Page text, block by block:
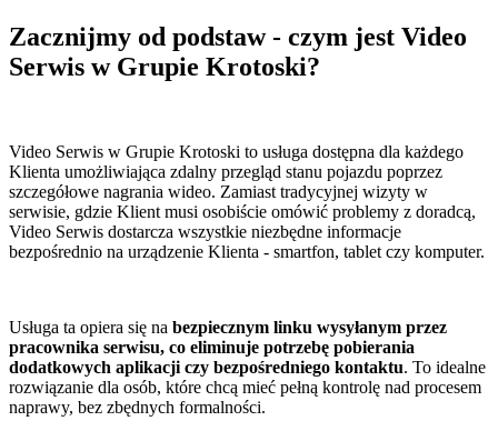
Zacznijmy od podstaw - czym jest Video
Serwis w Grupie Krotoski?
Video Serwis w Grupie Krotoski to usługa dostępna dla każdego
Klienta umożliwiająca zdalny przegląd stanu pojazdu poprzez
szczegółowe nagrania wideo. Zamiast tradycyjnej wizyty w
serwisie, gdzie Klient musi osobiście omówić problemy z doradcą,
Video Serwis dostarcza wszystkie niezbędne informacje
bezpośrednio na urządzenie Klienta - smartfon, tablet czy komputer.
Usługa ta opiera się na bezpiecznym linku wysyłanym przez
pracownika serwisu, co eliminuje potrzebę pobierania
dodatkowych aplikacji czy bezpośredniego kontaktu. To idealne
rozwiązanie dla osób, które chcą mieć pełną kontrolę nad procesem
naprawy, bez zbędnych formalności.